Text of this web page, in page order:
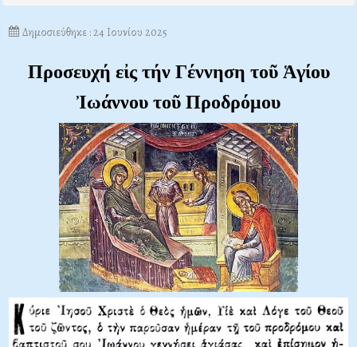
Δημοσιεύθηκε : 24 Ιουνίου 2025
Προσευχή εἰς τήν Γέννηση τοῦ Ἁγίου
Ἰωάννου τοῦ Προδρόμου